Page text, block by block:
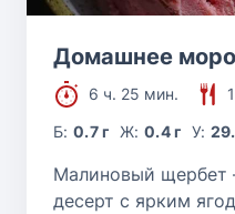
Домашнее
6 ч. 25 мин.
Б:0.7 г Ж: 0.4 г У:
Малиновый
десерт с ярким